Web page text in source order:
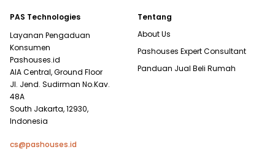
PAS Technologies
Layanan Pengaduan
Konsumen
Pashouses.id
AIA Central, Ground Floor
Jl. Jend. Sudirman No.Kav.
48A
South Jakarta, 12930,
Indonesia
cs@pashouses.id
Tentang
About Us
Pashouses Expert Consultant
Panduan Jual Beli Rumah